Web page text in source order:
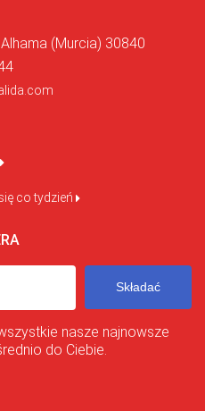
(Murcia) 30840
co tydzień
Składać
nasze najnowsze
do Ciebie.